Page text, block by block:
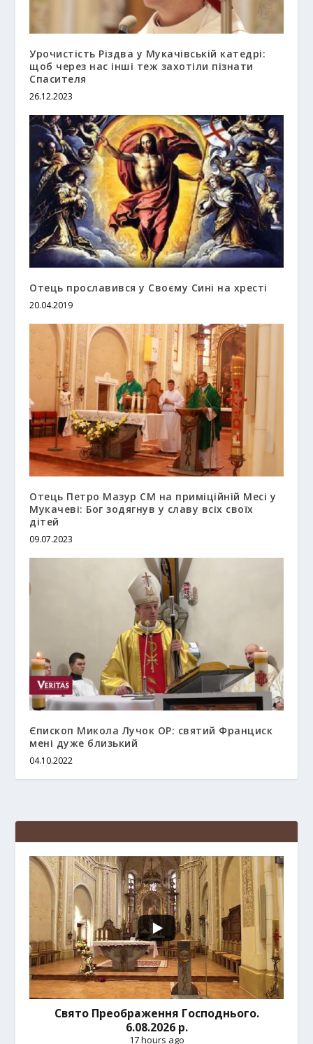
Урочистість Різдва у Мукачівській катедрі:
щоб через нас інші теж захотіли пізнати
Спасителя
26.12.2023
Отець прославився у Своєму Сині на хресті
20.04.2019
Отець Петро Мазур СМ на приміційній Месі у
Мукачеві: Бог зодягнув у славу всіх своїх
дітей
09.07.2023
Єпископ Микола Лучок OP: святий Франциск
мені дуже близький
04.10.2022
Свято Преображення Господнього.
6.08.2026 р.
17 hours ago